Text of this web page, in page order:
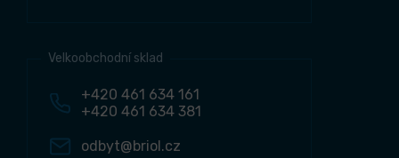
Velkoobchodní sklad
+420 461 634 161
+420 461 634 381
odbyt@briol.cz